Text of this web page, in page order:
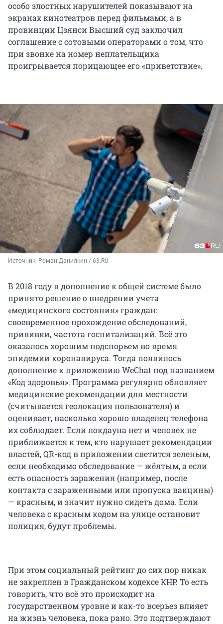
особо злостных нарушителей показывают на
экранах кинотеатров перед фильмами, а в
провинции Цзянси Высший суд заключил
соглашение с сотовыми операторами о том, что
при звонке на номер неплательщика
проигрывается порицающее его «приветствие».
Источник: Роман Данилкин / 63.RU
В 2018 году в дополнение к общей системе было
принято решение о внедрении учета
«медицинского состояния» граждан:
своевременное прохождение обследований,
прививки, частота госпитализаций. Всё это
оказалось хорошим подспорьем во время
эпидемии коронавируса. Тогда появилось
дополнение к приложению WeChat под названием
«Код здоровья». Программа регулярно обновляет
медицинские рекомендации для местности
(считывается геолокация пользователя) и
оценивает, насколько хорошо владелец телефона
их соблюдает. Если локдауна нет и человек не
приближается к тем, кто нарушает рекомендации
властей, QR-код в приложении светится зеленым,
если необходимо обследование — жёлтым, а если
есть опасность заражения (например, после
контакта с зараженными или пропуска вакцины)
— красным, и значит нужно сидеть дома. Если
человека с красным кодом на улице остановит
полиция, будут проблемы.
При этом социальный рейтинг до сих пор никак
не закреплен в Гражданском кодексе КНР. То есть
говорить, что всё это происходит на
государственном уровне и как-то всерьез влияет
на жизнь человека, пока рано. Это подтверждают